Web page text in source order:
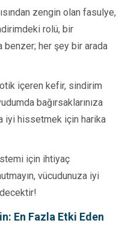
zengin olan fasulye,
rolü, bir
benzer; her şey bir arada
içeren kefir, sindirim
bağırsaklarınıza
iyi hissetmek için harika
için ihtiyaç
vücudunuza iyi
En Fazla Etki Eden